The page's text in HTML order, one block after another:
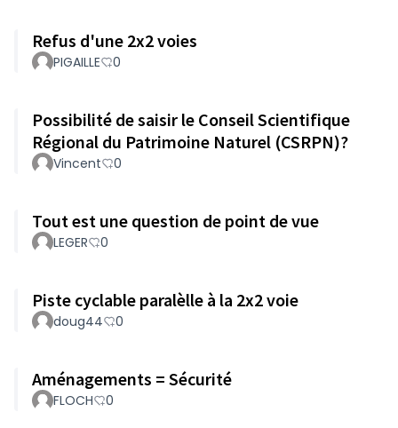
Refus d'une 2x2 voies
PIGAILLE 0
Possibilité de saisir le Conseil Scientifique
Régional du Patrimoine Naturel (CSRPN)?
Vincent 0
Tout est une question de point de vue
LEGER 0
Piste cyclable paralèlle à la 2x2 voie
doug44 0
Aménagements = Sécurité
FLOCH 0